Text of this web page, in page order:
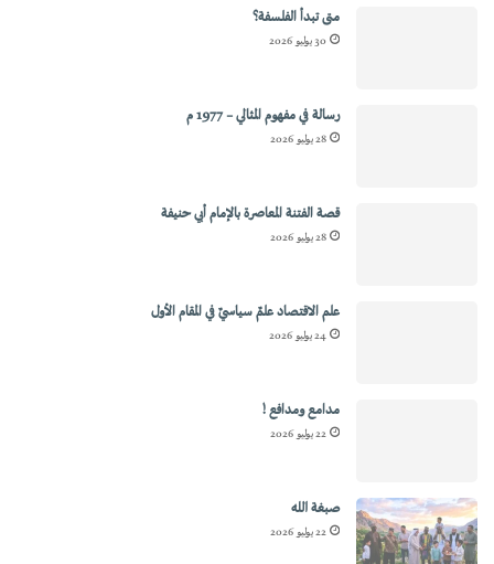
متى تبدأ الفلسفة؟
30 يوليو 2026
رسالة في مفهوم المثالي – 1977 م
28 يوليو 2026
قصة الفتنة المعاصرة بالإمام أبي حنيفة
28 يوليو 2026
علم الاقتصاد علمٌ سياسيٌ في المقام الأول
24 يوليو 2026
مدامع ومدافع !
22 يوليو 2026
صبغة الله
22 يوليو 2026